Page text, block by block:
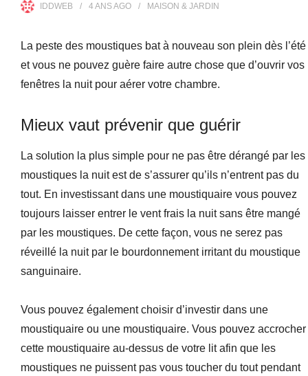
IDDWEB 4 ANSAGO MAISON & JARDIN
La peste des moustiques bat à nouveau son plein dès l’été
et vous ne pouvez guère faire autre chose que d’ouvrir vos
fenêtres la nuit pour aérer votre chambre.
Mieux vaut prévenir que guérir
La solution la plus simple pour ne pas être dérangé par les
moustiques la nuit est de s’assurer qu’ils n’entrent pas du
tout. En investissant dans une moustiquaire vous pouvez
toujours laisser entrer le vent frais la nuit sans être mangé
par les moustiques. De cette façon, vous ne serez pas
réveillé la nuit par le bourdonnement irritant du moustique
sanguinaire.
Vous pouvez également choisir d’investir dans une
moustiquaire ou une moustiquaire. Vous pouvez accrocher
cette moustiquaire au-dessus de votre lit afin que les
moustiques ne puissent pas vous toucher du tout pendant